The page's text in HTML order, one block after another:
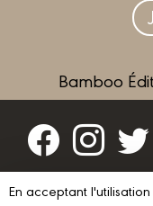
Bamboo
En acceptant